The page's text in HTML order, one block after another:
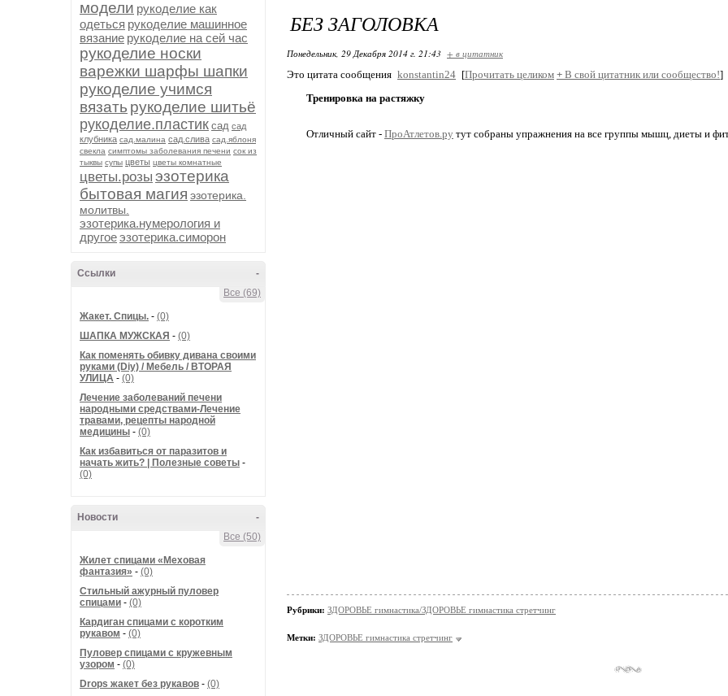
модели рукоделие как
одеться рукоделие машинное
вязание рукоделие на сей час
рукоделие носки
варежки шарфы шапки
рукоделие учимся
вязать рукоделие шитьё
рукоделие.пластик сад сад
клубника сад.малина сад.слива сад.яблоня
свекла симптомы заболевания печени сок из
тыквы супы цветы цветы комнатные
цветы.розы эзотерика
бытовая магия эзотерика.
молитвы.
эзотерика.нумерология и
другоеэзотерика.симорон
-
Ссылки
Все (69)
Жакет. Спицы. - (0)
ШАПКА МУЖСКАЯ - (0)
Как поменять обивку дивана своими
руками (Diy) / Мебель / ВТОРАЯ
УЛИЦА - (0)
Лечение заболеваний печени
народными средствами-Лечение
травами, рецепты народной
медицины - (0)
Как избавиться от паразитов и
начать жить? | Полезные советы -
(0)
-
Новости
Все (50)
Жилет спицами «Меховая
фантазия» - (0)
Стильный ажурный пуловер
спицами - (0)
Кардиган спицами с коротким
рукавом - (0)
Пуловер спицами с кружевным
узором - (0)
Drops жакет без рукавов - (0)
БЕЗ ЗАГОЛОВКА
Понедельник, 29 Декабря 2014 г. 21:43 + в цитатник
Это цитата сообщения konstantin24 [Прочитать целиком + В свой цитатник или сообщество!]
Тренировка на растяжку
Отличный сайт - ПроАтлетов.ру тут собраны упражнения на все группы мышц, диеты и
Рубрики: ЗДОРОВЬЕ гимнастика/ЗДОРОВЬЕ гимнастика стретчинг
Метки: ЗДОРОВЬЕ гимнастика стретчинг